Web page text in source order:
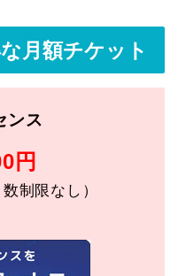
月額チケット
ンス
円
制限なし）